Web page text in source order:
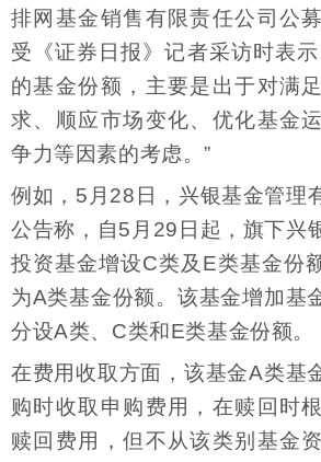
排网基金销售有限责任公司公
受《证券日报》记者采访时表示
的基金份额，主要是出于对满
求、顺应市场变化、优化基金
争力等因素的考虑。”
例如，5月28日，兴银基金管理
公告称，自5月29日起，旗下兴
投资基金增设C类及E类基金份
为A类基金份额。该基金增加基
分设A类、C类和E类基金份额。
在费用收取方面，该基金A类基
购时收取申购费用，在赎回时
赎回费用，但不从该类别基金